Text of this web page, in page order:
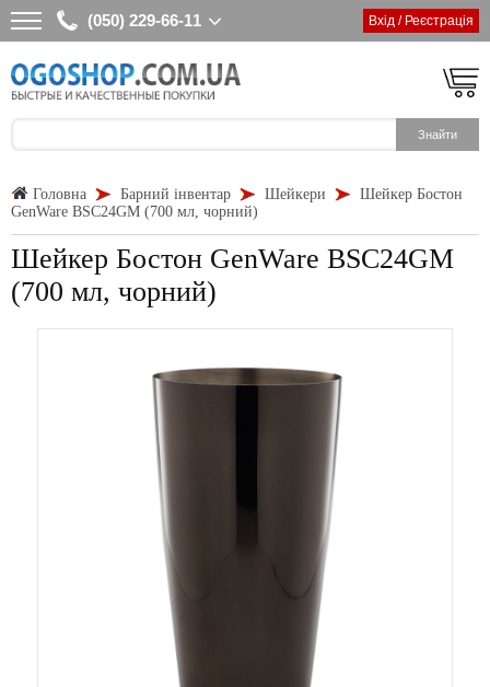
(050) 229-66-11 Вхід / Реєстрація
Головна Барний інвентар Шейкери
Шейкер Бостон
GenWare BSC24GM (700 мл, чорний)
Шейкер Бостон GenWare BSC24GM
(700 мл, чорний)